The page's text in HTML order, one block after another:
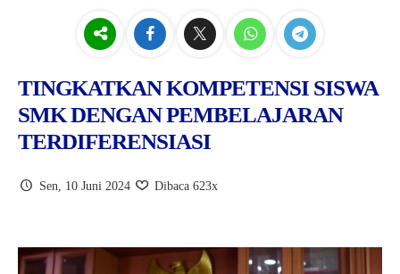
DATA GURU
TINGKATKAN KOMPETENSI SISWA
SMK DENGAN PEMBELAJARAN
TERDIFERENSIASI
Sen, 10 Juni 2024 Dibaca 623x